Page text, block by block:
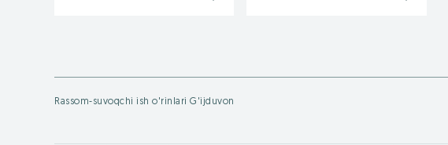
Rassom-suvoqchi ish o'rinlari G'ijduvon